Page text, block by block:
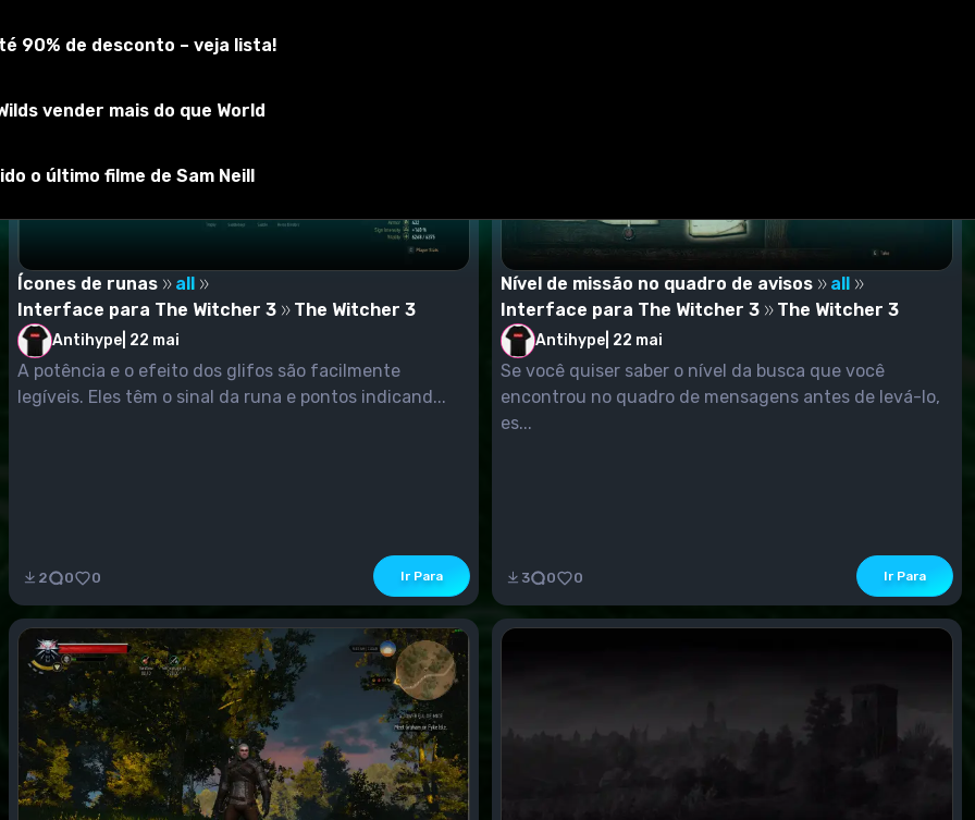
Ícones de runas
all
Interface para The Witcher 3
The Witcher 3
Antihype 22 mai
A potência e o efeito dos glifos são facilmente
legíveis. Eles têm o sinal da runa e pontos indicand...
2 0 0 Ir Para
Nível de missão no quadro de avisos
all
Interface para The Witcher 3
The Witcher 3
Antihype 22 mai
Se você quiser saber o nível da busca que você
encontrou no quadro de mensagens antes de levá-lo,
es...
3 0 0 Ir Para
90% de desconto – veja lista!
vender mais do que World
o último filme de Sam Neill